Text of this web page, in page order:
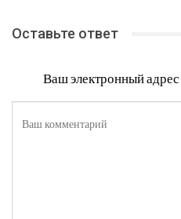
Оставьте ответ
Ваш электронный адрес